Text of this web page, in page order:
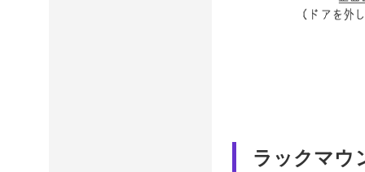
ラックマウ